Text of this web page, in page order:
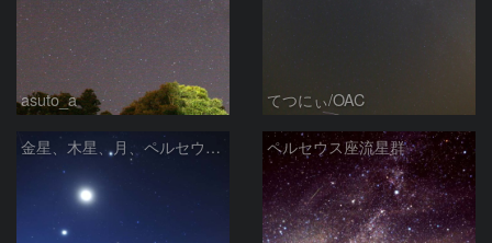
asuto_a てつにぃ/OAC
金星、木星、月、ペルセウス座流星 ペルセウス座流星群